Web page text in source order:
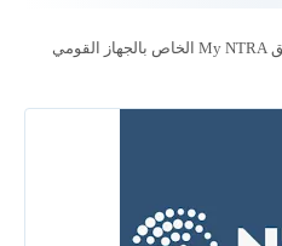
هذه بعض المعلومات عن تحميل تطبيق My NTRA الخاص بالجهاز القومي